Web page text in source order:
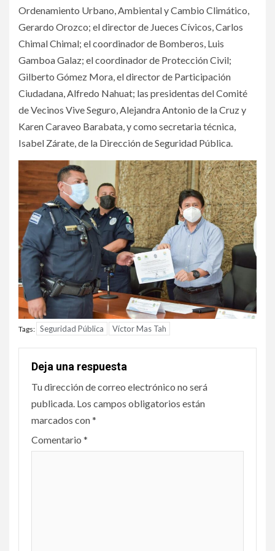
Ordenamiento Urbano, Ambiental y Cambio Climático,
Gerardo Orozco; el director de Jueces Cívicos, Carlos
Chimal Chimal; el coordinador de Bomberos, Luis
Gamboa Galaz; el coordinador de Protección Civil;
Gilberto Gómez Mora, el director de Participación
Ciudadana, Alfredo Nahuat; las presidentas del Comité
de Vecinos Vive Seguro, Alejandra Antonio de la Cruz y
Karen Caraveo Barabata, y como secretaria técnica,
Isabel Zárate, de la Dirección de Seguridad Pública.
Tags: Seguridad Pública Víctor Mas Tah
Deja una respuesta
Tu dirección de correo electrónico no será
publicada. Los campos obligatorios están
marcados con*
Comentario *